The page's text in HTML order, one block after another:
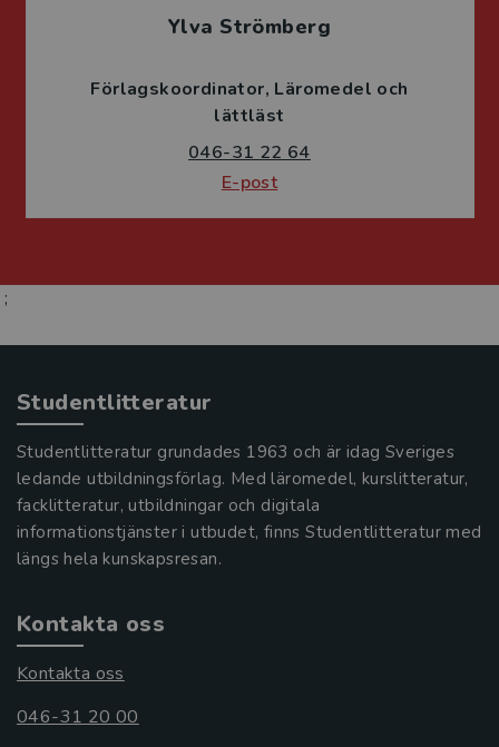
Ylva Strömberg
Förlagskoordinator Läromedel och
lättläst
046-31 22 64
E-post
;
Studentlitteratur
Studentlitteratur grundades 1963 och är idag Sveriges
ledande utbildningsförlag. Med läromedel, kurslitteratur,
facklitteratur, utbildningar och digitala
informationstjänster i utbudet, finns Studentlitteratur med
längs hela kunskapsresan.
Kontakta oss
Kontakta oss
046-31 20 00